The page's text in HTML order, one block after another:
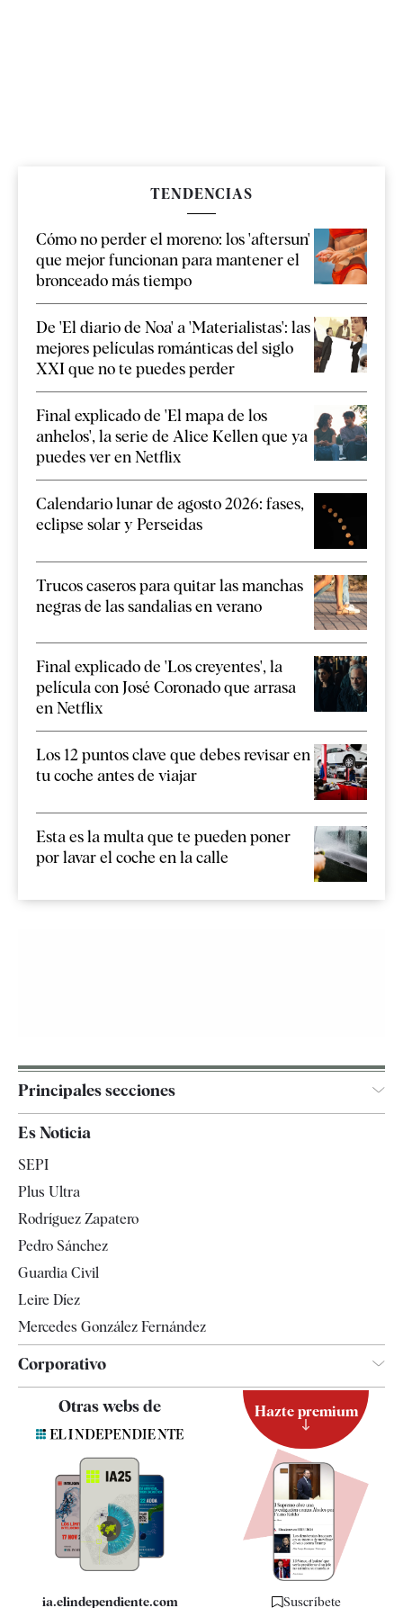
TENDENCIAS
Cómo no perder el moreno: los 'aftersun'
que mejor funcionan para mantener el
bronceado más tiempo
De 'El diario de Noa' a 'Materialistas': las
mejores películas románticas del siglo
XXI que no te puedes perder
Final explicado de 'El mapa de los
anhelos', la serie de Alice Kellen que ya
puedes ver en Netflix
Calendario lunar de agosto 2026: fases,
eclipse solar y Perseidas
Trucos caseros para quitar las manchas
negras de las sandalias en verano
Final explicado de 'Los creyentes', la
película con José Coronado que arrasa
en Netflix
Los 12 puntos clave que debes revisar en
tu coche antes de viajar
Esta es la multa que te pueden poner
por lavar el coche en la calle
Principales secciones
Televisión
Es Noticia
SEPI
Plus Ultra
Rodríguez Zapatero
Pedro Sánchez
Guardia Civil
Leire Díez
Mercedes González Fernández
Corporativo
Quiénes somos
Especificaciones
Otras webs de
ia.elindependiente.com
Hazte premium
Suscríbete